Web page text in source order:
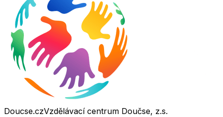
Doucse.czVzdělávací centrum Doučse, z.s.